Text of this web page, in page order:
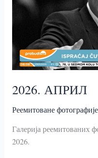
2026. АПРИЛ
Реемитоване фотографије
Галерија реемитованих
2026.